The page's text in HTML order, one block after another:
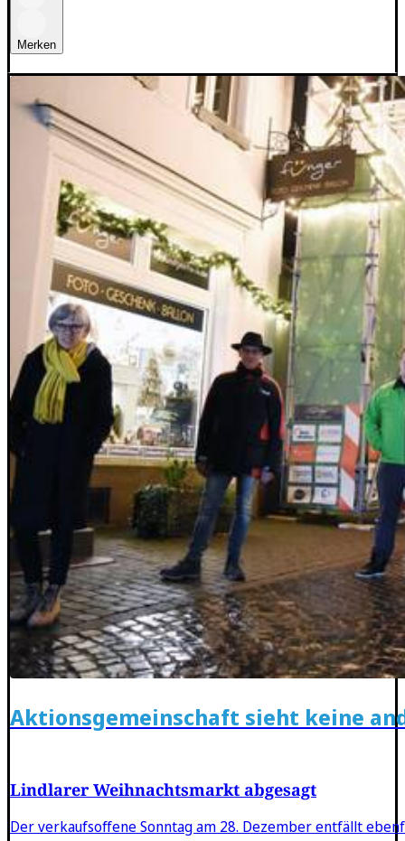
Merken
Aktionsgemeinschaft sieht keine
Lindlarer Weihnachtsmarkt abgesagt
Der verkaufsoffene Sonntag am 28. Dezember entfällt